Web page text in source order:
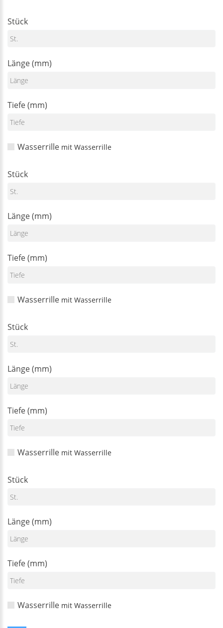
Stück
Länge (mm)
Tiefe (mm)
Wasserrille mit Wasserrille
Stück
Länge (mm)
Tiefe (mm)
Wasserrille mit Wasserrille
Stück
Länge (mm)
Tiefe (mm)
Wasserrille mit Wasserrille
Stück
Länge (mm)
Tiefe (mm)
Wasserrille mit Wasserrille